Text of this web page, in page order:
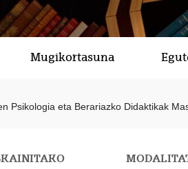
Mugikortasuna
Psikologia eta Berariazko Didaktikak